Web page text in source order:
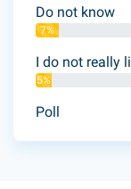
Do not know
7%
I do not really
5%
Poll